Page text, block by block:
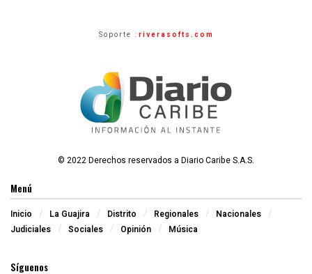
Soporte : riverasofts.com
© 2022 Derechos reservados a Diario Caribe S.A.S.
Menú
Inicio La Guajira Distrito Regionales
Nacionales
Judiciales
Sociales Opinión Música
Síguenos